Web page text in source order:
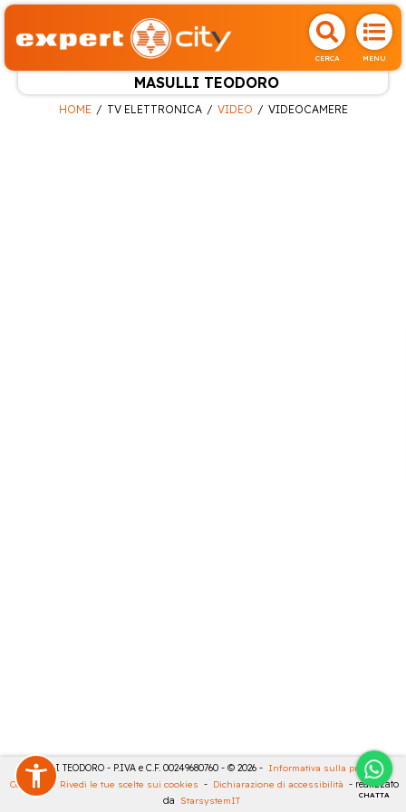
CERCA MENU
MASULLI TEODORO
CHATTA
HOME TV ELETTRONICA VIDEO VIDEOCAMERE
MASULLI TEODORO - P.IVA e C.F. 00249680760 - © 2026 - Informativa sulla privacy -
Cookies
- Rivedi le tue scelte sui cookies - Dichiarazione di accessibilità - realizzato
da StarsystemIT